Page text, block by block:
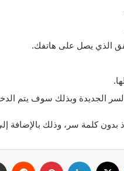
الذي يصل على هاتفك.
الجديدة وبذلك سوف يتم
كلمة سر، وذلك بالإضافة
فيسبوك لينكدإن بينتيريست